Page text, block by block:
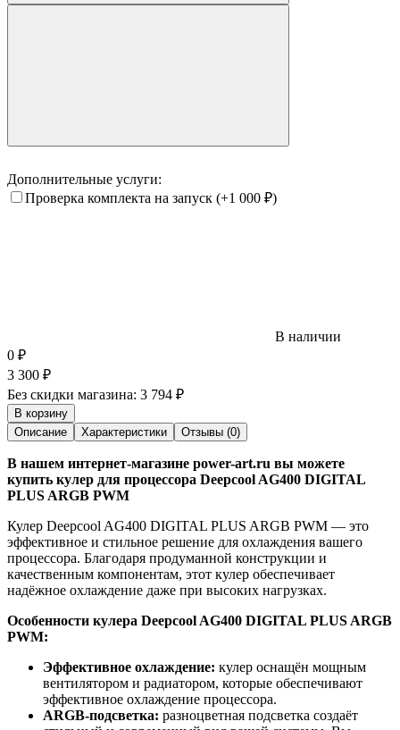
Дополнительные услуги:
Проверка комплекта на запуск (+1 000 ₽)
В наличии
0 ₽
3 300 ₽
Без скидки магазина: 3 794 ₽
В корзину
Описание
Характеристики Отзывы (0)
В нашем интернет-магазине power-art.ru вы можете
купить кулер для процессора Deepcool AG400 DIGITAL
PLUS ARGB PWM
Кулер Deepcool AG400 DIGITAL PLUS ARGB PWM — это
эффективное и стильное решение для охлаждения вашего
процессора. Благодаря продуманной конструкции и
качественным компонентам, этот кулер обеспечивает
надёжное охлаждение даже при высоких нагрузках.
Особенности кулера Deepcool AG400 DIGITAL PLUS ARGB
PWM:
Эффективное охлаждение: кулер оснащён мощным
вентилятором и радиатором, которые обеспечивают
эффективное охлаждение процессора.
ARGB-подсветка: разноцветная подсветка создаёт